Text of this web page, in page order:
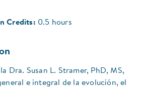
Credits: 0.5 hours
Dra. Susan L. Stramer, PhD, MS,
e integral de la evolución, el